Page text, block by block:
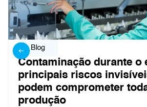
Blog
Contaminação durante o
principais riscos
podem comprometer
produção